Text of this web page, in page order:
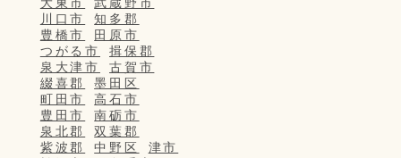
川口市
知多郡
豊橋市
田原市
つがる市
揖保郡
泉大津市
古賀市
綴喜郡
墨田区
町田市
高石市
豊田市
南砺市
泉北郡
双葉郡
紫波郡
中野区
津市